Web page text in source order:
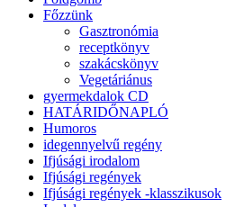
Főzzünk
Gasztronómia
receptkönyv
szakácskönyv
Vegetáriánus
gyermekdalok CD
HATÁRIDŐNAPLÓ
Humoros
idegennyelvű regény
Ifjúsági irodalom
Ifjúsági regények
Ifjúsági regények -klasszikusok